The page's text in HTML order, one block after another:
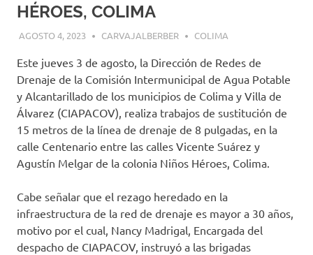
HÉROES, COLIMA
AGOSTO 4, 2023 CARVAJALBERBER COLIMA
Este jueves 3 de agosto, la Dirección de Redes de
Drenaje de la Comisión Intermunicipal de Agua Potable
y Alcantarillado de los municipios de Colima y Villa de
Álvarez (CIAPACOV), realiza trabajos de sustitución de
15 metros de la línea de drenaje de 8 pulgadas, en la
calle Centenario entre las calles Vicente Suárez y
Agustín Melgar de la colonia Niños Héroes, Colima.
Cabe señalar que el rezago heredado en la
infraestructura de la red de drenaje es mayor a 30 años,
motivo por el cual, Nancy Madrigal, Encargada del
despacho de CIAPACOV, instruyó a las brigadas